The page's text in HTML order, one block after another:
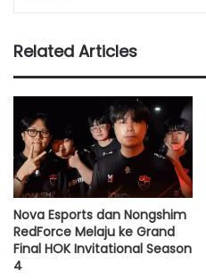
Related Articles
Nova Esports dan Nongshim
RedForce Melaju ke Grand
Final HOK Invitational Season
4